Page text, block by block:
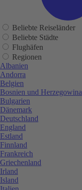
Beliebte Reiseländer
Beliebte Städte
Flughäfen
Regionen
Albanien
Andorra
Belgien
Bosnien und Herzegowina
Bulgarien
Dänemark
Deutschland
England
Estland
Finnland
Frankreich
Griechenland
Irland
Island